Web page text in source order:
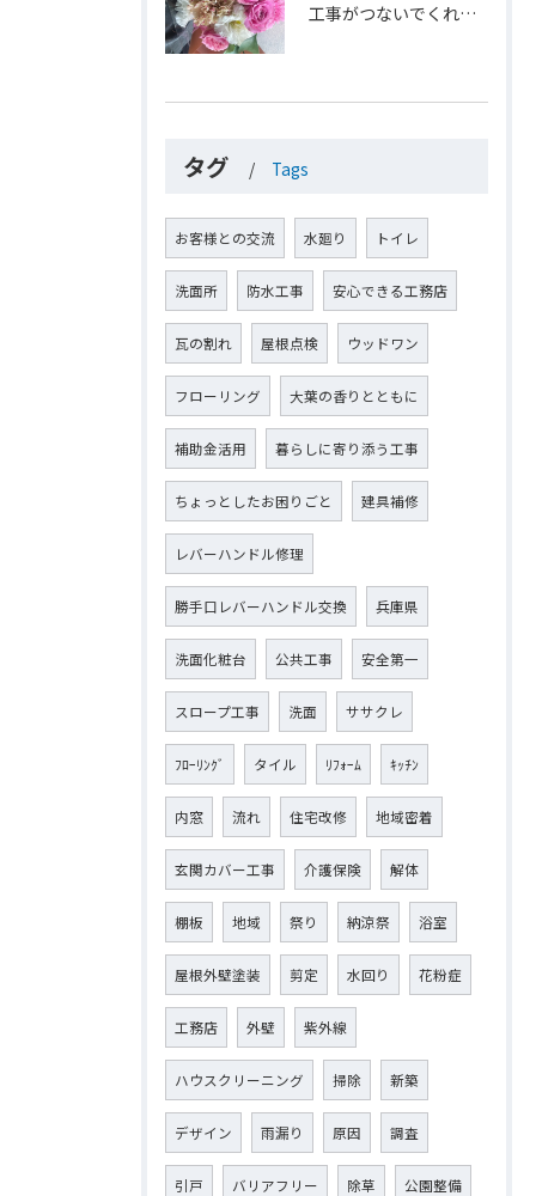
工事がつないでくれた、素敵なご縁💐
タグ Tags
お客様との交流 水廻り トイレ
洗面所 防水工事 安心できる工務店
瓦の割れ 屋根点検 ウッドワン
フローリング 大葉の香りとともに
補助金活用 暮らしに寄り添う工事
ちょっとしたお困りごと 建具補修
レバーハンドル修理
勝手口レバーハンドル交換 兵庫県
洗面化粧台 公共工事 安全第一
スロープ工事 洗面 ササクレ
ﾌﾛｰﾘﾝｸﾞ タイル ﾘﾌｫｰﾑ ｷｯﾁﾝ
内窓 流れ 住宅改修 地域密着
玄関カバー工事 介護保険 解体
棚板 地域 祭り 納涼祭 浴室
屋根外壁塗装 剪定 水回り 花粉症
工務店 外壁 紫外線
ハウスクリーニング 掃除 新築
デザイン 雨漏り 原因 調査
引戸 バリアフリー 除草 公園整備